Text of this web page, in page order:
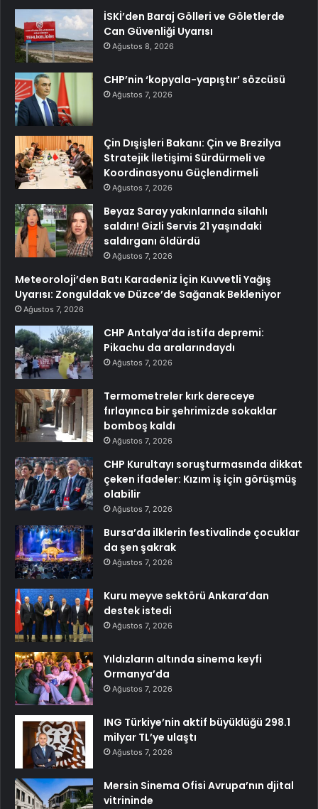
İSKİ’den Baraj Gölleri ve Göletlerde
Can Güvenliği Uyarısı
Ağustos 8, 2026
CHP’nin ‘kopyala-yapıştır’ sözcüsü
Ağustos 7, 2026
Çin Dışişleri Bakanı: Çin ve Brezilya
Stratejik İletişimi Sürdürmeli ve
Koordinasyonu Güçlendirmeli
Ağustos 7, 2026
Beyaz Saray yakınlarında silahlı
saldırı! Gizli Servis 21 yaşındaki
saldırganı öldürdü
Ağustos 7, 2026
Meteoroloji’den Batı Karadeniz İçin Kuvvetli Yağış
Uyarısı: Zonguldak ve Düzce’de Sağanak Bekleniyor
Ağustos 7, 2026
CHP Antalya’da istifa depremi:
Pikachu da aralarındaydı
Ağustos 7, 2026
Termometreler kırk dereceye
fırlayınca bir şehrimizde sokaklar
bomboş kaldı
Ağustos 7, 2026
CHP Kurultayı soruşturmasında dikkat
çeken ifadeler: Kızım iş için görüşmüş
olabilir
Ağustos 7, 2026
Bursa’da ilklerin festivalinde çocuklar
da şen şakrak
Ağustos 7, 2026
Kuru meyve sektörü Ankara’dan
destek istedi
Ağustos 7, 2026
Yıldızların altında sinema keyfi
Ormanya’da
Ağustos 7, 2026
ING Türkiye’nin aktif büyüklüğü 298.1
milyar TL’ye ulaştı
Ağustos 7, 2026
Mersin Sinema Ofisi Avrupa’nın djital
vitrininde